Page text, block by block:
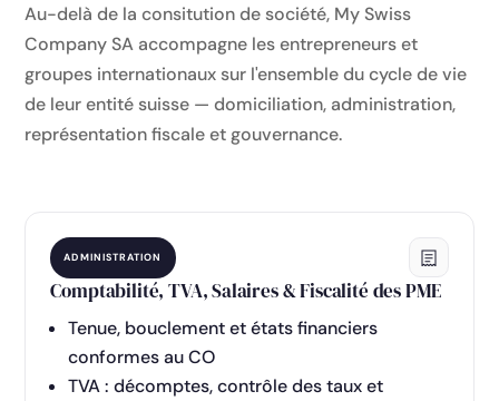
Au-delà de la consitution de société, My Swiss
Company SA accompagne les entrepreneurs et
groupes internationaux sur l'ensemble du cycle de vie
de leur entité suisse — domiciliation, administration,
représentation fiscale et gouvernance.
ADMINISTRATION
Comptabilité, TVA, Salaires & Fiscalité des PME
Tenue, bouclement et états financiers
conformes au CO
TVA : décomptes, contrôle des taux et